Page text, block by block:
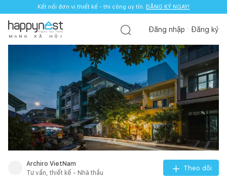
Kết nối đơn vị thiết kế - thi công uy tín. ĐĂNG KÝ NGAY!
M Ạ N G X Ã H Ộ I
Đăng nhập Đăng ký
Archiro VietNam
Tư vấn, thiết kế - Nhà thầu
Theo dõi